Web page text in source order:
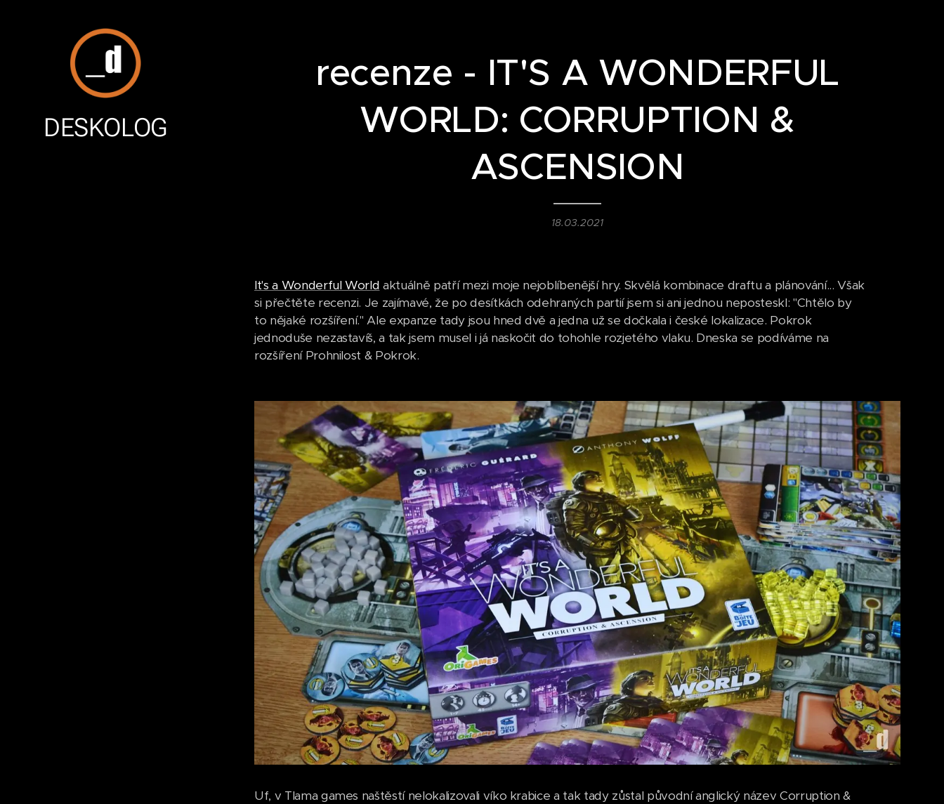
DESKOLOG
recenze - IT'S A WONDERFUL
WORLD: CORRUPTION &
ASCENSION
18.03.2021
It's a Wonderful World aktuálně patří mezi moje nejoblíbenější hry. Skvělá kombinace draftu a plánování... Však
si přečtěte recenzi. Je zajímavé, že po desítkách odehraných partií jsem si ani jednou neposteskl: "Chtělo by
to nějaké rozšíření." Ale expanze tady jsou hned dvě a jedna už se dočkala i české lokalizace. Pokrok
jednoduše nezastavíš, a tak jsem musel i já naskočit do tohohle rozjetého vlaku. Dneska se podíváme na
rozšíření Prohnilost & Pokrok.
Uf, v Tlama games naštěstí nelokalizovali víko krabice a tak tady zůstal původní anglický název Corruption &